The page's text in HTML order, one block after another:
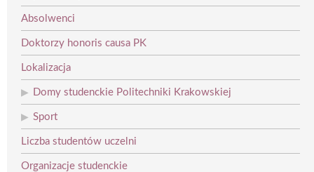
Absolwenci
Doktorzy honoris causa PK
Lokalizacja
Domy studenckie Politechniki Krakowskiej
Sport
Liczba studentów uczelni
Organizacje studenckie